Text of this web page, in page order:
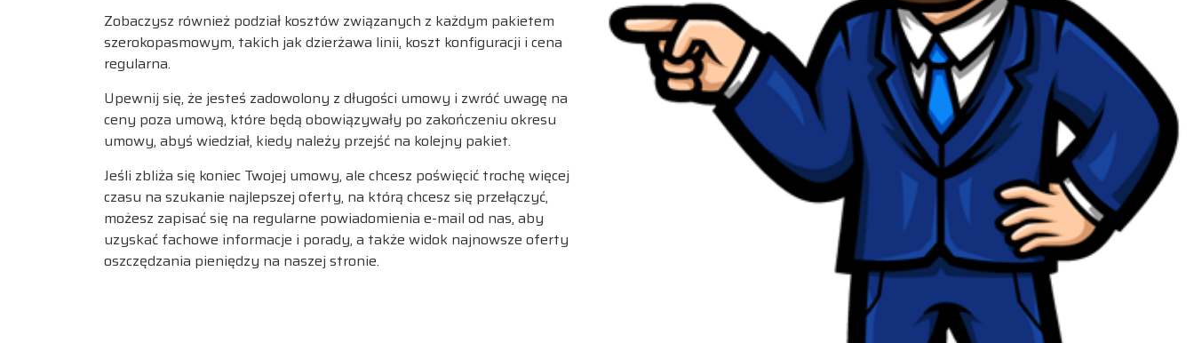
Zobaczysz również podział kosztów związanych z każdym pakietem
szerokopasmowym, takich jak dzierżawa linii, koszt konfiguracji i cena
regularna.
Upewnij się, że jesteś zadowolony z długości umowy i zwróć uwagę na
ceny poza umową, które będą obowiązywały po zakończeniu okresu
umowy, abyś wiedział, kiedy należy przejść na kolejny pakiet.
Jeśli zbliża się koniec Twojej umowy, ale chcesz poświęcić trochę więcej
czasu na szukanie najlepszej oferty, na którą chcesz się przełączyć,
możesz zapisać się na regularne powiadomienia e-mail od nas, aby
uzyskać fachowe informacje i porady, a także widok najnowsze oferty
oszczędzania pieniędzy na naszej stronie.